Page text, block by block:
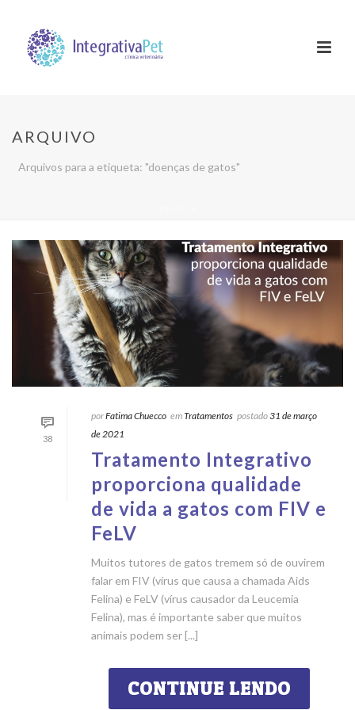
ARQUIVO
Arquivos para a etiqueta: "doenças de gatos"
38
porFatima Chuecco emTratamentos postado31 de março
de 2021
Tratamento Integrativo
proporciona qualidade
de vida a gatos com FIV e
FeLV
Muitos tutores de gatos tremem só de ouvirem
falar em FIV (vírus que causa a chamada Aids
Felina) e FeLV (vírus causador da Leucemia
Felina), mas é importante saber que muitos
animais podem ser [...]
CONTINUE LENDO